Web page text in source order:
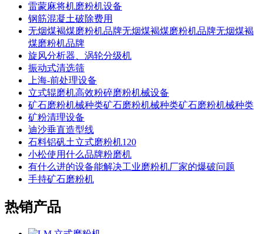
雷蒙麻将机磨粉机设备
钢筋混凝土破除费用
无烟煤褐煤磨粉机品牌无烟煤褐煤磨粉机品牌无烟煤褐
煤磨粉机品牌
旋风分析器、涡轮分级机
振动式清选筛
上海-前处理设备
立式辊磨机高效粉碎磨粉机械设备
矿石磨粉机械种类矿石磨粉机械种类矿石磨粉机械种类
矿粉清理设备
迪沙垂直造型线
石料铝矾土立式磨粉机120
小松使用什么品牌粉磨机
有什么进的设备能解决工业磨粉机厂家的爆破问题
手持矿石磨粉机
热销产品